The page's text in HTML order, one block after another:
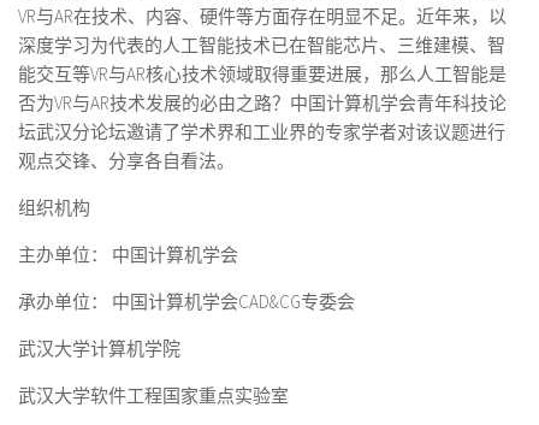
VR与AR在技术、内容、硬件等方面存在明显不足。近年来，以
深度学习为代表的人工智能技术已在智能芯片、三维建模、智
能交互等VR与AR核心技术领域取得重要进展，那么人工智能是
否为VR与AR技术发展的必由之路？中国计算机学会青年科技论
坛武汉分论坛邀请了学术界和工业界的专家学者对该议题进行
观点交锋、分享各自看法。
组织机构
主办单位： 中国计算机学会
承办单位： 中国计算机学会CAD&CG专委会
武汉大学计算机学院
武汉大学软件工程国家重点实验室